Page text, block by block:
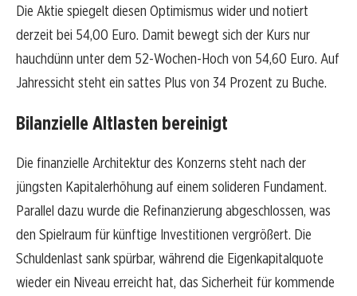
Die Aktie spiegelt diesen Optimismus wider und notiert
derzeit bei 54,00 Euro. Damit bewegt sich der Kurs nur
hauchdünn unter dem 52-Wochen-Hoch von 54,60 Euro. Auf
Jahressicht steht ein sattes Plus von 34 Prozent zu Buche.
Bilanzielle Altlasten bereinigt
Die finanzielle Architektur des Konzerns steht nach der
jüngsten Kapitalerhöhung auf einem solideren Fundament.
Parallel dazu wurde die Refinanzierung abgeschlossen, was
den Spielraum für künftige Investitionen vergrößert. Die
Schuldenlast sank spürbar, während die Eigenkapitalquote
wieder ein Niveau erreicht hat, das Sicherheit für kommende